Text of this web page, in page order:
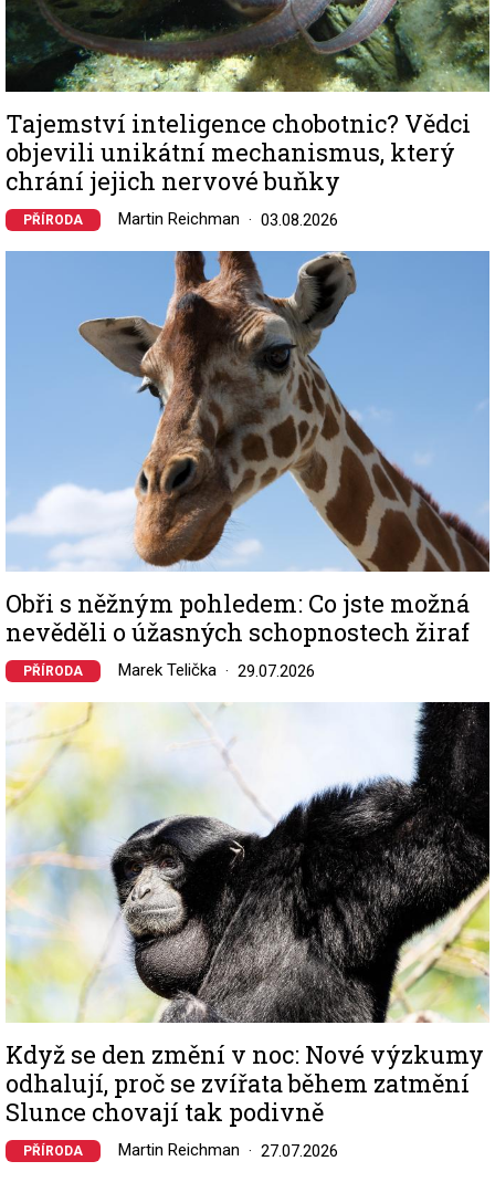
Tajemství inteligence chobotnic? Vědci
objevili unikátní mechanismus, který
chrání jejich nervové buňky
PŘÍRODA Martin Reichman 03.08.2026
Obři s něžným pohledem: Co jste možná
nevěděli o úžasných schopnostech žiraf
PŘÍRODA Marek Telička 29.07.2026
Image
Když se den změní v noc: Nové výzkumy
odhalují, proč se zvířata během zatmění
Slunce chovají tak podivně
PŘÍRODA Martin Reichman 27.07.2026